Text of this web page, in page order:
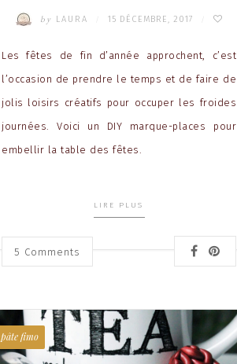
by LAURA 15 DÉCEMBRE, 2017
Les fêtes de fin d’année approchent, c’est
l’occasion de prendre le temps et de faire de
jolis loisirs créatifs pour occuper les froides
journées. Voici un DIY marque-places pour
embellir la table des fêtes.
LIRE PLUS
5 Comments
pâte fimo